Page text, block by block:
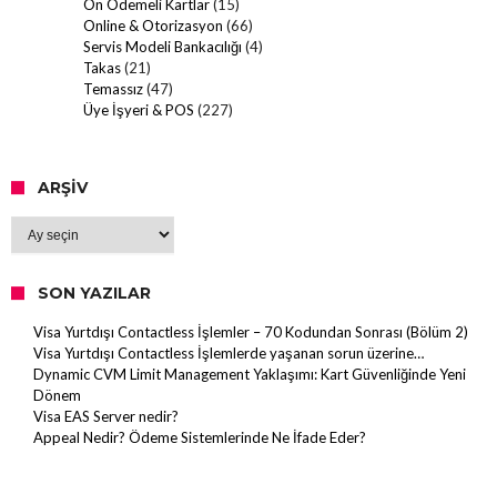
Ön Ödemeli Kartlar(15)
Online & Otorizasyon (66)
Servis Modeli Bankacılığı (4)
Takas(21)
Temassız(47)
Üye İşyeri & POS (227)
ARŞIV
Arşiv
SON YAZILAR
Visa Yurtdışı Contactless İşlemler – 70 Kodundan Sonrası (Bölüm 2)
Visa Yurtdışı Contactless İşlemlerde yaşanan sorun üzerine…
Dynamic CVM Limit Management Yaklaşımı: Kart Güvenliğinde Yeni
Dönem
Visa EAS Server nedir?
Appeal Nedir? Ödeme Sistemlerinde Ne İfade Eder?